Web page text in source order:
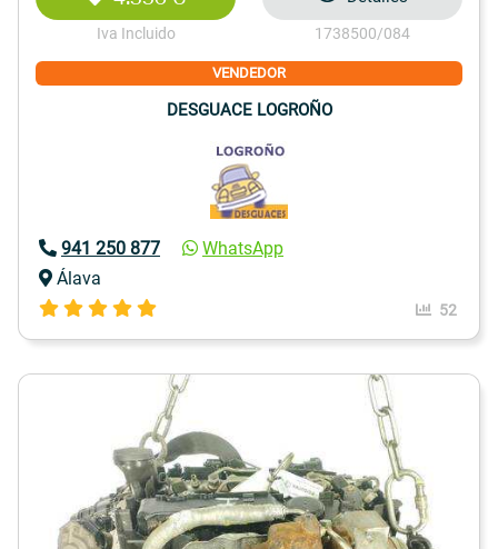
Iva Incluido 1738500/084
VENDEDOR
DESGUACE LOGROÑO
941 250 877
WhatsApp
Álava
52